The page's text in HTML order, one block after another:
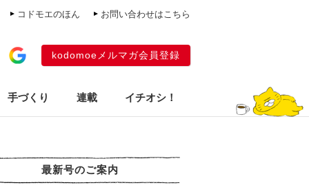
コドモエのほん お問い合わせはこちら
kodomoeメルマガ会員登録
手づくり 連載 イチオシ！
最新号のご案内